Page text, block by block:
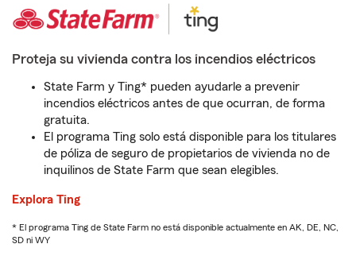
Proteja su vivienda contra los incendios eléctricos
State Farm y Ting* pueden ayudarle a prevenir
incendios eléctricos antes de que ocurran, de forma
gratuita.
El programa Ting solo está disponible para los titulares
de póliza de seguro de propietarios de vivienda no de
inquilinos de State Farm que sean elegibles.
Explora Ting
* El programa Ting de State Farm no está disponible actualmente en AK, DE, NC,
SD ni WY